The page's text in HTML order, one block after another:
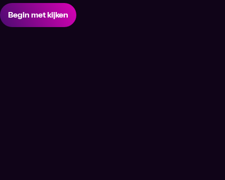
Begin met kijken